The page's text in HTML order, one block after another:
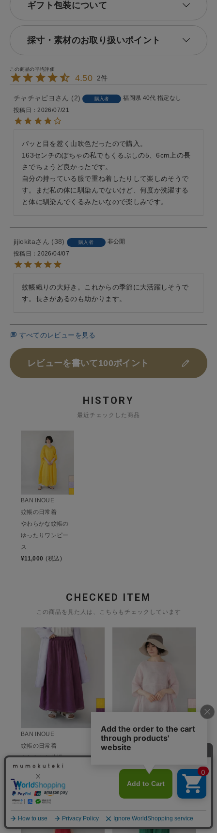
ギフト包装について
採寸・素材のお取り扱いポイント
4.50 2
チャチャピヨ 2 購入者 福岡県 40代 指定なし
投稿日
2026/07/21
パッと目を惹く山吹色だったので購入。
163センチのぽちゃの私でもくるぶしの5、6cm上の長
さでちょうど良かったです。
自分の持っている服で重ね着したりして楽しめそうで
す。まだ私の体に馴染んでないけど、何度か洗濯する
jijiokita 38 購入者
非公開
投稿日
2026/04/07
蚊帳織りの大好き。これからの季節に大活躍しそうで
す。長さがあるのも助かります。
すべてのレビューを見る
レビューを書いて100ポイント
HISTORY
最近チェックした商品
BAN INOUE
蚊帳の日常着
やわらかな蚊帳の
ゆったりワンピー
ス
¥11,000 (税込)
CHECKED ITEM
この商品を見た人は、こちらもチェックしています
BAN INOUE
蚊帳の日常着
やわらかな蚊帳の
ギャザースカート
¥
12,100 (税込)
BAN INOUE
蚊帳の日常着
11,000 (税込)